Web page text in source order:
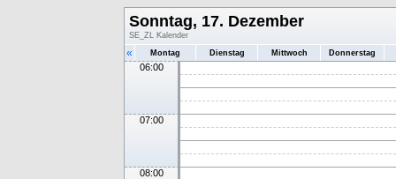
Sonntag, 17. Dezember
SE_ZL Kalender
« Montag Dienstag Mittwoch Donnerstag
06:00
07:00
08:00